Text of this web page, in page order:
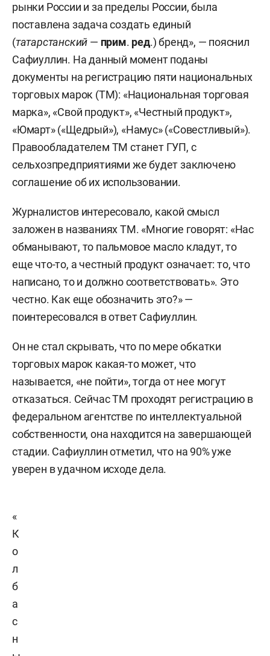
рынки России и за пределы России, была
поставлена задача создать единый
(татарстанский — прим. ред.) бренд», — пояснил
Сафиуллин. На данный момент поданы
документы на регистрацию пяти национальных
торговых марок (ТМ): «Национальная торговая
марка», «Свой продукт», «Честный продукт»,
«Юмарт» («Щедрый»), «Намус» («Совестливый»).
Правообладателем ТМ станет ГУП, с
сельхозпредприятиями же будет заключено
соглашение об их использовании.
Журналистов интересовало, какой смысл
заложен в названиях ТМ. «Многие говорят: «Нас
обманывают, то пальмовое масло кладут, то
еще что-то, а честный продукт означает: то, что
написано, то и должно соответствовать». Это
честно. Как еще обозначить это?» —
поинтересовался в ответ Сафиуллин.
Он не стал скрывать, что по мере обкатки
торговых марок какая-то может, что
называется, «не пойти», тогда от нее могут
отказаться. Сейчас ТМ проходят регистрацию в
федеральном агентстве по интеллектуальной
собственности, она находится на завершающей
стадии. Сафиуллин отметил, что на 90% уже
уверен в удачном исходе дела.
«
К
о
л
б
а
с
н